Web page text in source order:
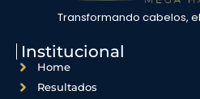
Transformando cabelos,
Institucional
Home
Resultados